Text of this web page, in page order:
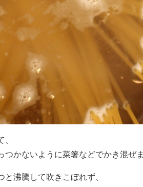
、
かないように菜箸などでかき混ぜま
沸騰して吹きこぼれず、